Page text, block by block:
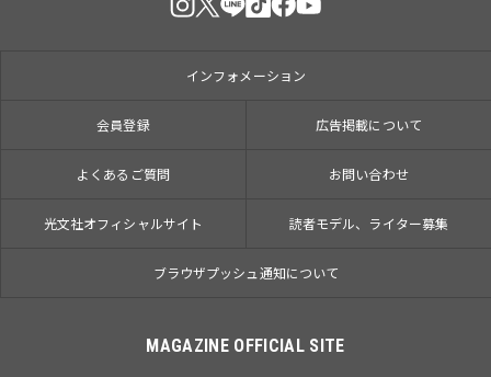
インフォメーション
会員登録 広告掲載について
よくあるご質問 お問い合わせ
光文社オフィシャルサイト 読者モデル、ライター募集
ブラウザプッシュ通知について
MAGAZINE OFFICIAL SITE